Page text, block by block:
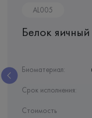
AL005
Белок яичный
Биоматериал:
Срок исполнения:
Стоимость